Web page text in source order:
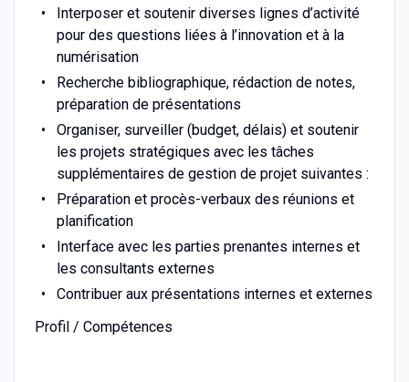
Interposer et soutenir diverses lignes d’activité
pour des questions liées à l’innovation et à la
numérisation
Recherche bibliographique, rédaction de notes,
préparation de présentations
Organiser, surveiller (budget, délais) et soutenir
les projets stratégiques avec les tâches
supplémentaires de gestion de projet suivantes :
Préparation et procès-verbaux des réunions et
planification
Interface avec les parties prenantes internes et
les consultants externes
Contribuer aux présentations internes et externes
Profil / Compétences